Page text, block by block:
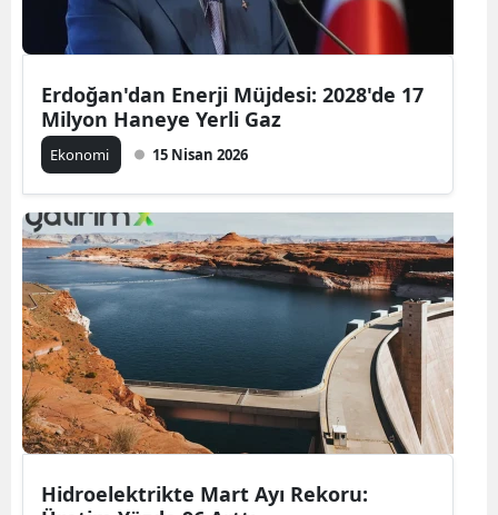
Erdoğan'dan Enerji Müjdesi: 2028'de 17
Milyon Haneye Yerli Gaz
Ekonomi 15 Nisan 2026
Hidroelektrikte Mart Ayı Rekoru: